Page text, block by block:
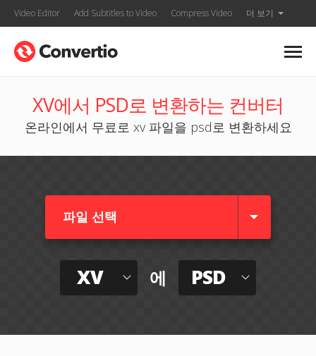
Video Editor Add Subtitles to Video Compress Video 더 보기
XV에서 PSD로 변환하는 컨버터
온라인에서 무료로 xv 파일을 psd로 변환하세요
파일 선택
XV 에 PSD